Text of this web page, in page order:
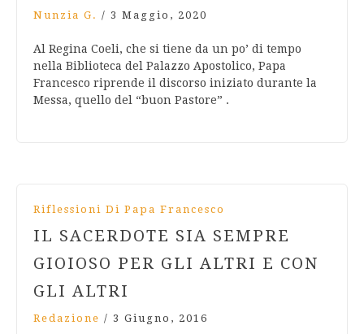
Nunzia G. / 3 Maggio, 2020
Al Regina Coeli, che si tiene da un po’ di tempo
nella Biblioteca del Palazzo Apostolico, Papa
Francesco riprende il discorso iniziato durante la
Messa, quello del “buon Pastore” .
Riflessioni Di Papa Francesco
IL SACERDOTE SIA SEMPRE
GIOIOSO PER GLI ALTRI E CON
GLI ALTRI
Redazione / 3 Giugno, 2016